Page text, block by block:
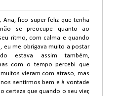
Ana, fico super feliz que tenha
se preocupe quanto ao
ritmo, com calma e quando
eu me obrigava muito a postar
estava assim também,
com o tempo percebi que
vieram com atraso, mas
sentirmos bem e à vontade
certeza que quando o seu vier,